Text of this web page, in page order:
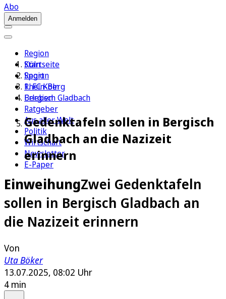
Abo
Anmelden
Region
Köln
Sport
1. FC Köln
Erleben
Ratgeber
Aus aller Welt
Politik
Wirtschaft
Newsletter
E-Paper
Startseite
Region
Rhein-Berg
Bergisch Gladbach
Gedenktafeln sollen in Bergisch
Gladbach an die Nazizeit
erinnern
EinweihungZwei Gedenktafeln
sollen in Bergisch Gladbach an
die Nazizeit erinnern
Von
Uta Böker
13.07.2025, 08:02 Uhr
4 min